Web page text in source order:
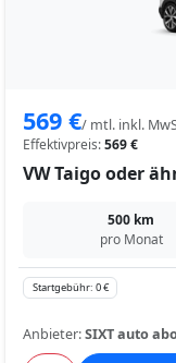
569 €/ mtl. inkl.
Effektivpreis:569 €
VW Taigo oder
500 km
pro Monat
Startgebühr: 0 €
Anbieter:SIXT auto